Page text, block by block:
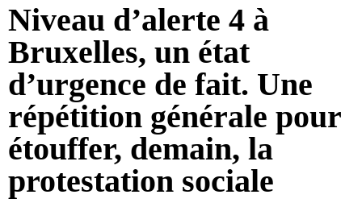
Niveau d’alerte 4 à
Bruxelles, un état
d’urgence de fait. Une
répétition générale pour
étouffer, demain, la
protestation sociale